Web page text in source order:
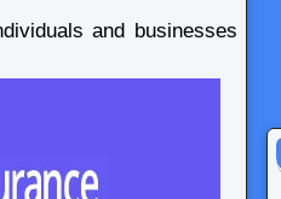
and businesses